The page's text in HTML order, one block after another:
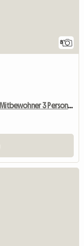
8
Sehr Schöne Wohnung Renoviert St. Remi Mitbewohner 3 Personen